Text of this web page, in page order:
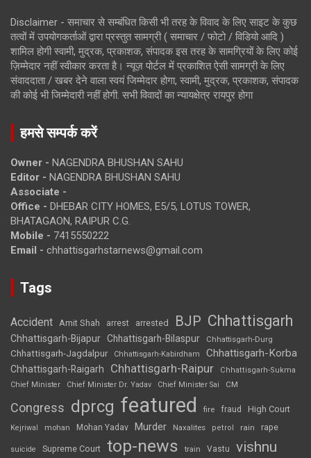
Disclaimer - समाचार से सम्बंधित किसी भी तरह के विवाद के लिए साइट के कुछ
तत्वों में उपयोगकर्ताओं द्वारा प्रस्तुत सामग्री ( समाचार / फोटो / विडियो आदि )
शामिल होगी स्वामी, मुद्रक, प्रकाशक, संपादक इस तरह के सामग्रियों के लिए कोई
ज़िम्मेदार नहीं स्वीकार करता है। न्यूज़ पोर्टल में प्रकाशित ऐसी सामग्री के लिए
संवाददाता / खबर देने वाला स्वयं जिम्मेदार होगा, स्वामी, मुद्रक, प्रकाशक, संपादक
की कोई भी जिम्मेदारी नहीं होगी. सभी विवादों का न्यायक्षेत्र रायपुर होगा
हमसे सम्पर्क करें
Owner - NAGENDRA BHUSHAN SAHU
Editor - NAGENDRA BHUSHAN SAHU
Associate -
Office - DHEBAR CITY HOMES, E5/5, LOTUS TOWER,
BHATAGAON, RAIPUR C.G.
Mobile - 7415550222
Email - chhattisgarhstarnews@gmail.com
Tags
Accident Amit Shah arrest arrested BJP Chhattisgarh
Chhattisgarh-Bijapur Chhattisgarh-Bilaspur Chhattisgarh-Durg
Chhattisgarh-Jagdalpur Chhattisgarh-Kabirdham Chhattisgarh-Korba
Chhattisgarh-Raigarh Chhattisgarh-Raipur
Chhattisgarh-Sukma
Chief Minister
Chief Minister Dr. Yadav Chief Minister Sai CM
Congress dprcg featured fire fraud High Court
Kejriwal mohan Mohan Yadav Murder Naxalites petrol rain rape
suicide Supreme Court top-news train Vastu vishnu